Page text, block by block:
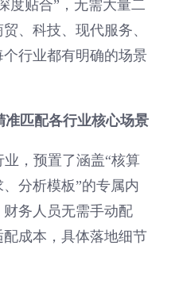
度贴合”，无需大量二
、科技、现代服务、
行业都有明确的场景
匹配各行业核心场景
，预置了涵盖“核算
分析模板”的专属内
务人员无需手动配
成本，具体落地细节